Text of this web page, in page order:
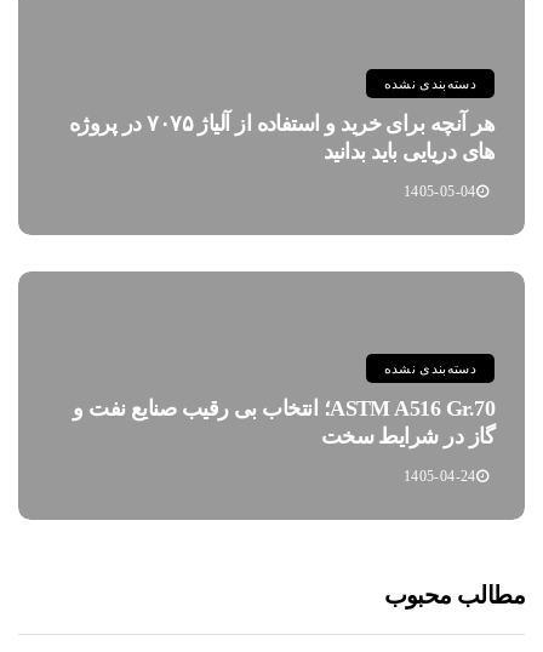
دسته‌بندی نشده
هر آنچه برای خرید و استفاده از آلیاژ ۷۰۷۵ در پروژه
های دریایی باید بدانید
1405-05-04
دسته‌بندی نشده
ASTM A516 Gr.70؛ انتخاب بی رقیب صنایع نفت و
گاز در شرایط سخت
1405-04-24
مطالب محبوب